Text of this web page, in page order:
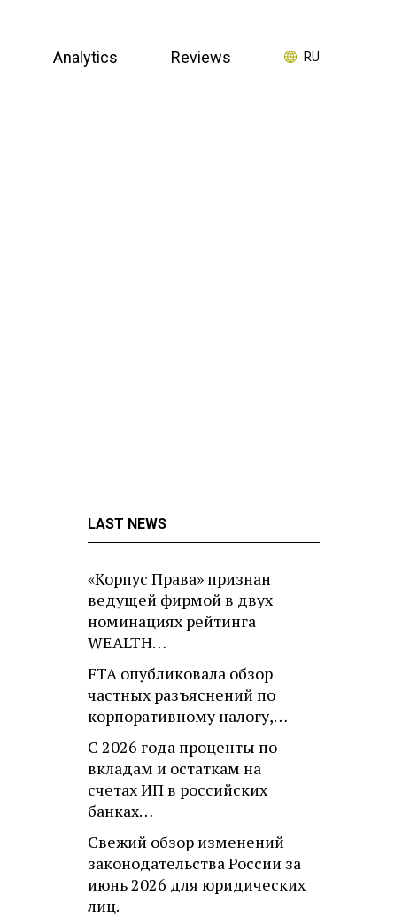
Analytics Reviews RU
LAST NEWS
«Корпус Права» признан
ведущей фирмой в двух
номинациях рейтинга
WEALTH…
FTA опубликовала обзор
частных разъяснений по
корпоративному налогу,…
С 2026 года проценты по
вкладам и остаткам на
счетах ИП в российских
банках…
Свежий обзор изменений
законодательства России за
июнь 2026 для юридических
лиц.